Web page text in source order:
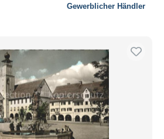
Gewerblicher Händler